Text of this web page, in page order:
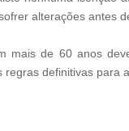
alterações antes
mais de 60 anos
definitivas para